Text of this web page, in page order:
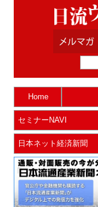
Home
セミナーNAVI
日本ネット経済新聞